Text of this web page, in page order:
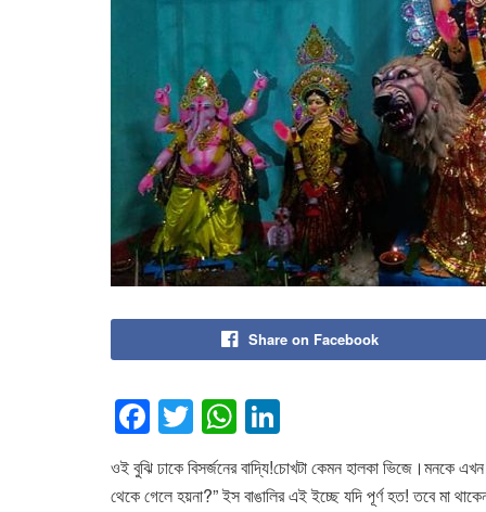
Share on Facebook
F
a
c
T
wi
tt
W
h
at
n
k
ওই বুঝি ঢাকে বিসর্জনের বাদ্যি!চোখটা কেমন হালকা ভিজে।মনকে
থেকে গেলে হয়না?” ইস বাঙালির এই ইচ্ছে যদি পূর্ণ হত! তবে মা